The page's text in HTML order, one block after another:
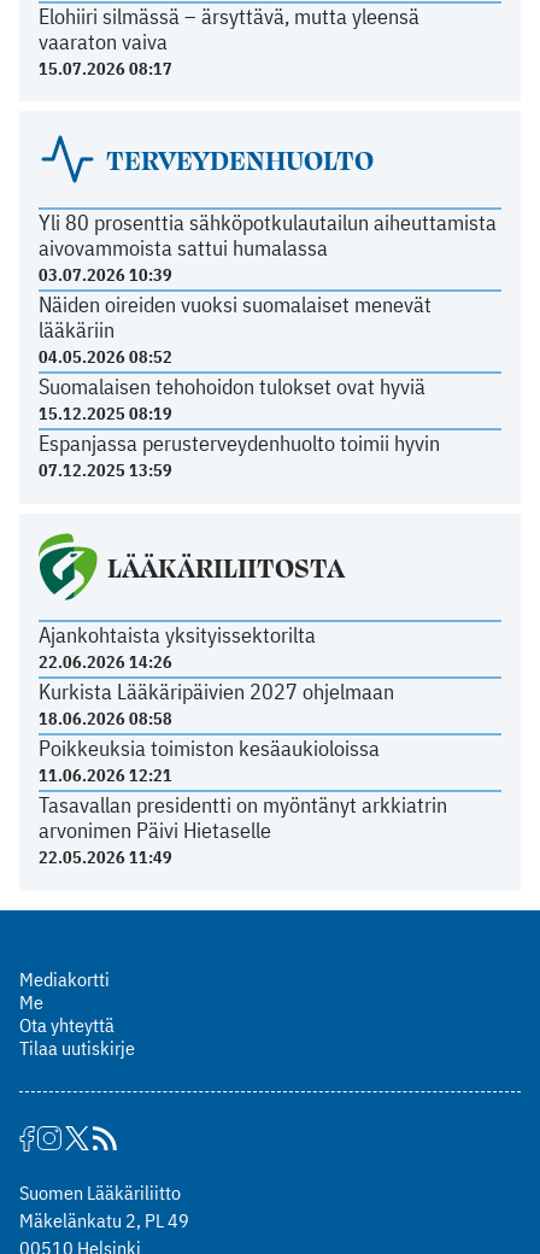
Elohiiri silmässä – ärsyttävä, mutta yleensä
vaaraton vaiva
15.07.2026 08:17
TERVEYDENHUOLTO
Yli 80 prosenttia sähköpotkulautailun aiheuttamista
aivovammoista sattui humalassa
03.07.2026 10:39
Näiden oireiden vuoksi suomalaiset menevät
lääkäriin
04.05.2026 08:52
Suomalaisen tehohoidon tulokset ovat hyviä
15.12.2025 08:19
Espanjassa perusterveydenhuolto toimii hyvin
07.12.2025 13:59
LÄÄKÄRILIITOSTA
Ajankohtaista yksityissektorilta
22.06.2026 14:26
Kurkista Lääkäripäivien 2027 ohjelmaan
18.06.2026 08:58
Poikkeuksia toimiston kesäaukioloissa
11.06.2026 12:21
Tasavallan presidentti on myöntänyt arkkiatrin
arvonimen Päivi Hietaselle
22.05.2026 11:49
Mediakortti
Me
Ota yhteyttä
Tilaa uutiskirje
Suomen Lääkäriliitto
Mäkelänkatu 2, PL 49
00510 Helsinki